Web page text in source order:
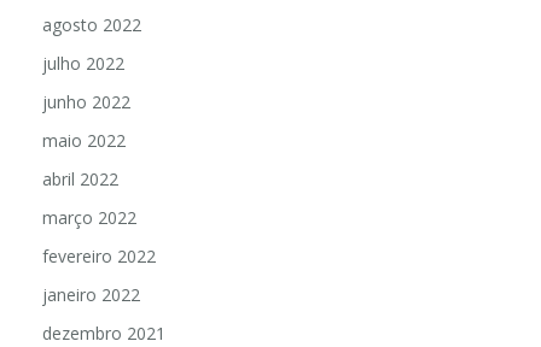
agosto 2022
julho 2022
junho 2022
maio 2022
abril 2022
março 2022
fevereiro 2022
janeiro 2022
dezembro 2021